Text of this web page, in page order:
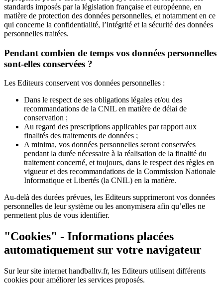
standards imposés par la législation française et européenne, en
matière de protection des données personnelles, et notamment en ce
qui concerne la confidentialité, l’intégrité et la sécurité des données
personnelles traitées.
Pendant combien de temps vos données personnelles
sont-elles conservées ?
Les Editeurs conservent vos données personnelles :
Dans le respect de ses obligations légales et/ou des
recommandations de la CNIL en matière de délai de
conservation ;
Au regard des prescriptions applicables par rapport aux
finalités des traitements de données ;
A minima, vos données personnelles seront conservées
pendant la durée nécessaire à la réalisation de la finalité du
traitement concerné, et toujours, dans le respect des règles en
vigueur et des recommandations de la Commission Nationale
Informatique et Libertés (la CNIL) en la matière.
Au-delà des durées prévues, les Editeurs supprimeront vos données
personnelles de leur système ou les anonymisera afin qu’elles ne
permettent plus de vous identifier.
"Cookies" - Informations placées
automatiquement sur votre navigateur
Sur leur site internet handballtv.fr, les Editeurs utilisent différents
cookies pour améliorer les services proposés.